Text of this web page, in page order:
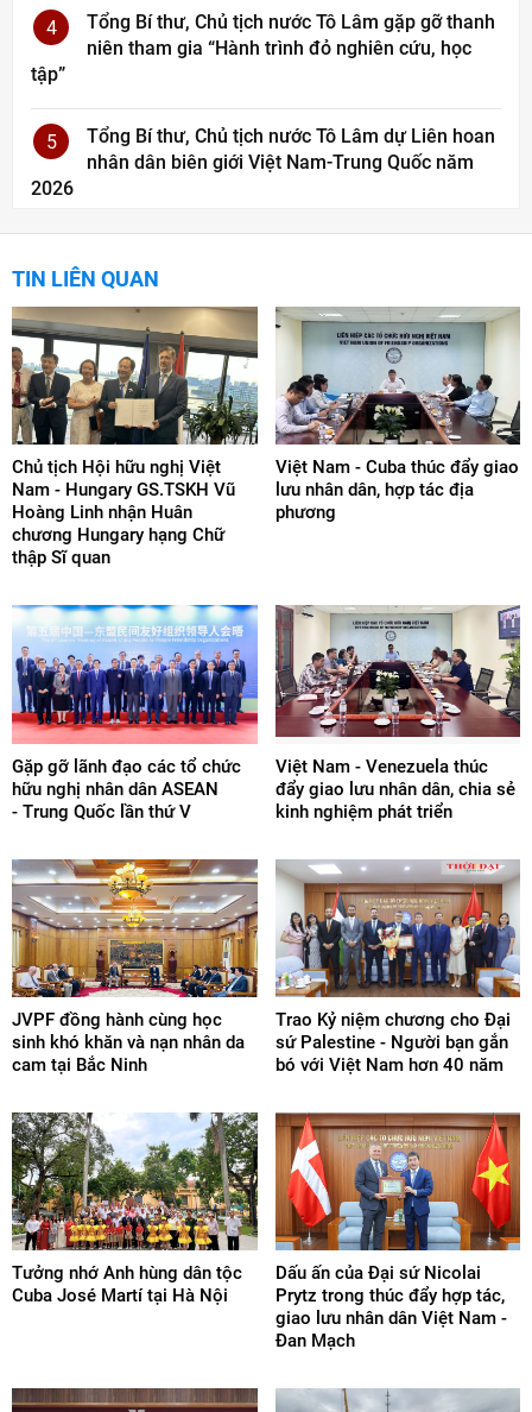
4
Tổng Bí thư, Chủ tịch nước Tô Lâm gặp gỡ thanh
niên tham gia “Hành trình đỏ nghiên cứu, học
tập”
5
Tổng Bí thư, Chủ tịch nước Tô Lâm dự Liên hoan
nhân dân biên giới Việt Nam-Trung Quốc năm
2026
TIN LIÊN QUAN
Chủ tịch Hội hữu nghị Việt
Nam - Hungary GS.TSKH Vũ
Hoàng Linh nhận Huân
chương Hungary hạng Chữ
thập Sĩ quan
Việt Nam - Cuba thúc đẩy giao
lưu nhân dân, hợp tác địa
phương
Gặp gỡ lãnh đạo các tổ chức
hữu nghị nhân dân ASEAN
- Trung Quốc lần thứ V
Việt Nam - Venezuela thúc
đẩy giao lưu nhân dân, chia sẻ
kinh nghiệm phát triển
JVPF đồng hành cùng học
sinh khó khăn và nạn nhân da
cam tại Bắc Ninh
Trao Kỷ niệm chương cho Đại
sứ Palestine - Người bạn gắn
bó với Việt Nam hơn 40 năm
Tưởng nhớ Anh hùng dân tộc
Cuba José Martí tại Hà Nội
Dấu ấn của Đại sứ Nicolai
Prytz trong thúc đẩy hợp tác,
giao lưu nhân dân Việt Nam -
Đan Mạch